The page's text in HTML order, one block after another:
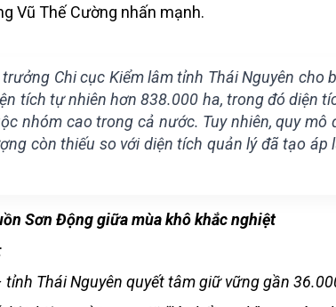
Vũ Thế Cường nhấn mạnh.
Chi cục Kiểm lâm tỉnh Thái Nguyên cho
tích tự nhiên hơn 838.000 ha, trong đó diện
nhóm cao trong cả nước. Tuy nhiên, quy mô
còn thiếu so với diện tích quản lý đã tạo áp
Sơn Động giữa mùa khô khắc nghiệt
tỉnh Thái Nguyên quyết tâm giữ vững gần